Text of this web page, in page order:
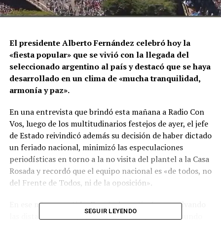
El presidente Alberto Fernández celebró hoy la
«fiesta popular» que se vivió con la llegada del
seleccionado argentino al país y destacó que se haya
desarrollado en un clima de «mucha tranquilidad,
armonía y paz».
En una entrevista que brindó esta mañana a Radio Con
Vos, luego de los multitudinarios festejos de ayer, el jefe
de Estado reivindicó además su decisión de haber dictado
un feriado nacional, minimizó las especulaciones
periodísticas en torno a la no visita del plantel a la Casa
Rosada y recordó que el equipo nacional es «de todos, no
del Frente de Todos, ni de la oposición».
En ese mismo sentido, Fernández estimó que -salvando
las distancias- el equipo que salió campeón del mundo
SEGUIR LEYENDO